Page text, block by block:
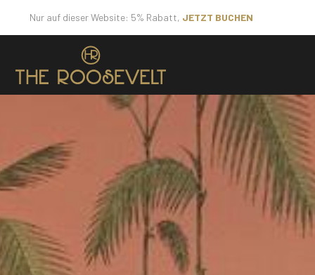
Nur auf dieser Website: 5% Rabatt, JETZT BUCHEN